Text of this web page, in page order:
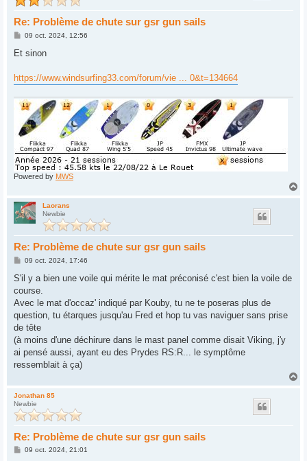
Re: Problème de chute sur gsr gun sails
M
s
g
e
09 oct. 2024, 12:56
Et sinon
https://www.windsurfing33.com/forum/vie ... 0&t=134664
Powered by MWS
Laorans
Newbie
Re: Problème de chute sur gsr gun sails
M
s
a
g
09 oct. 2024, 17:46
S'il y a bien une voile qui mérite le mat préconisé c'est bien la voile de
course.
Avec le mat d'occaz' indiqué par Kouby, tu ne te poseras plus de
question, tu étarques jusqu'au Fred et hop tu vas naviguer sans prise
de tête
(à moins d'une déchirure dans le mast panel comme disait Viking, j'y
ai pensé aussi, ayant eu des Prydes RS:R... le symptôme
ressemblait à ça)
a
Jonathan 85
Newbie
Re: Problème de chute sur gsr gun sails
M09 oct. 2024, 21:01